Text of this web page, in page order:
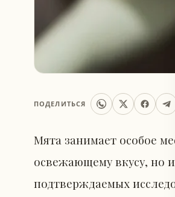
ПОДЕЛИТЬСЯ
Мята занимает особое
освежающему вкусу, но
подтверждаемых